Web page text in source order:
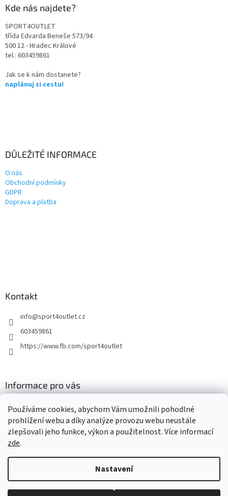
Používáme cookies, abychom Vám umožnili pohodlné
prohlížení webu a díky analýze provozu webu neustále
zlepšovali jeho funkce, výkon a použitelnost. Více informací
zde.
Nastavení
Kde nás najdete?
SPORT4OUTLET
třída Edvarda Beneše 573/94
500 12 - Hradec Králové
tel.: 603459861
Jak se k nám dostanete?
naplánuj si cestu!
DŮLEŽITÉ INFORMACE
O nás
Obchodní podmínky
GDPR
Doprava a platba
Kontakt
info@sport4outlet.cz
603459861
https://www.fb.com/sport4outlet
Informace pro vás
GDPR
Moje objednávka
Copyright 2026Sport4outlet. Všechna práva vyhrazena.Upravit